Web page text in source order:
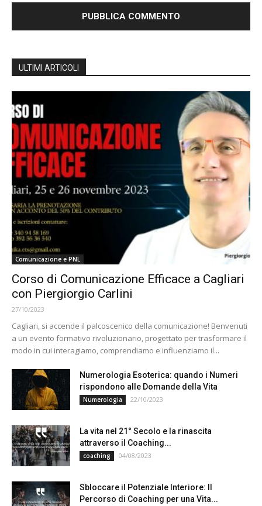
ULTIMI ARTICOLI
Comunicazione e PNL
Corso di Comunicazione Efficace a Cagliari
con Piergiorgio Carlini
27/10/2023
Cagliari, si accende il palcoscenico della comunicazione! Benvenuti
a un evento formativo rivoluzionario, progettato per trasformare il
modo in cui interagiamo, comprendiamo e influenziamo il...
Numerologia Esoterica: quando i Numeri
rispondono alle Domande della Vita
Numerologia 22/10/2023
La vita nel 21° Secolo e la rinascita
attraverso il Coaching...
coaching 04/08/2023
Sbloccare il Potenziale Interiore: Il
Percorso di Coaching per una Vita...